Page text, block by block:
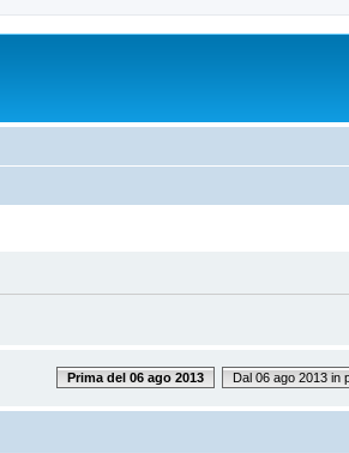
Prima del 06 ago 2013 Dal 06 ago 2013 in